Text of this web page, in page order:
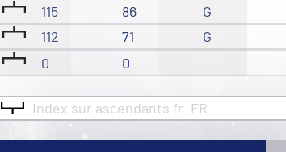
115 86
G
112 71
G
0 0
Index sur ascendants fr_FR